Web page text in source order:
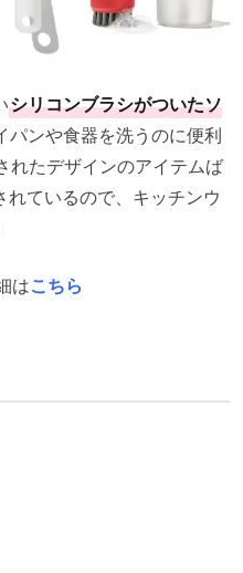
シリコンブラシがついたソ
パンや食器を洗うのに便利
れたデザインのアイテムば
ているので、キッチンウ
はこちら